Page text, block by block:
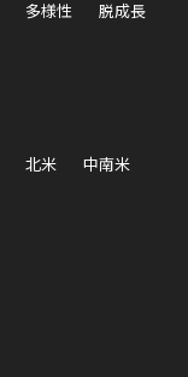
多様性 脱成長
北米
中南米